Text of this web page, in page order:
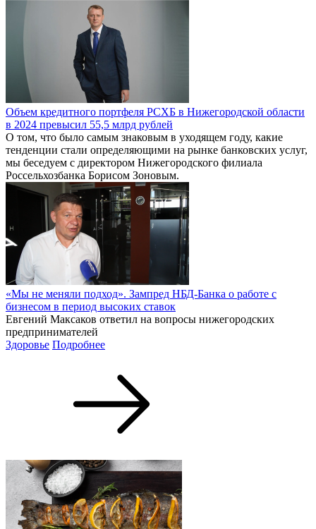
Объем кредитного портфеля РСХБ в Нижегородской области
в 2024 превысил 55,5 млрд рублей
О том, что было самым знаковым в уходящем году, какие
тенденции стали определяющими на рынке банковских услуг,
мы беседуем с директором Нижегородского филиала
Россельхозбанка Борисом Зоновым.
«Мы не меняли подход». Зампред НБД-Банка о работе с
бизнесом в период высоких ставок
Евгений Максаков ответил на вопросы нижегородских
предпринимателей
Здоровье Подробнее